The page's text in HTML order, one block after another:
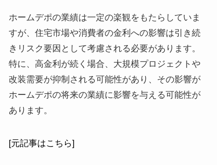
ホームデポの業績は一定の楽観をもたらしていま
すが、住宅市場や消費者の金利への影響は引き続
きリスク要因として考慮される必要があります。
特に、高金利が続く場合、大規模プロジェクトや
改装需要が抑制される可能性があり、その影響が
ホームデポの将来の業績に影響を与える可能性が
あります。
[元記事はこちら]